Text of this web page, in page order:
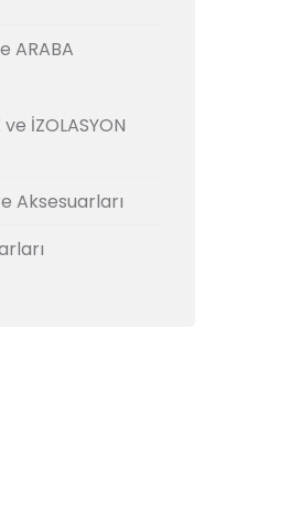
ARABA
ve İZOLASYON
Aksesuarları